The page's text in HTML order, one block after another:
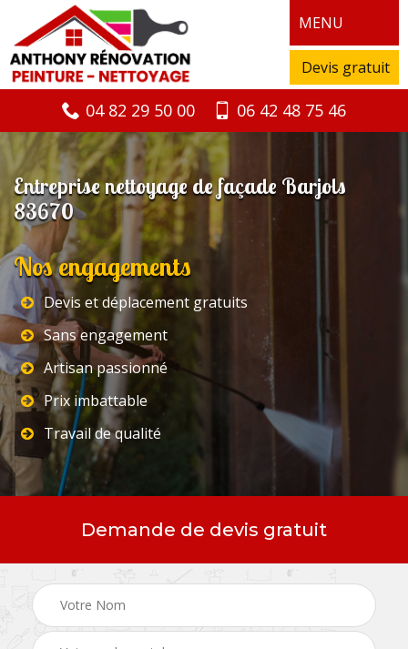
MENU
Devis gratuit
04 82 29 50 00 06 42 48 75 46
Entreprise nettoyage de façade Barjols
83670
Nos engagements
Devis et déplacement gratuits
Sans engagement
Artisan passionné
Prix imbattable
Travail de qualité
Demande de devis gratuit